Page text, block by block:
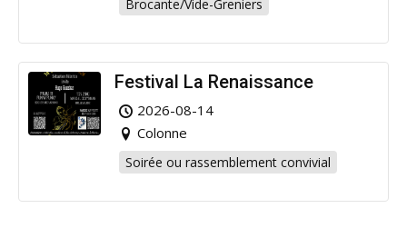
Brocante/Vide-Greniers
Festival La Renaissance
2026-08-14
Colonne
Soirée ou rassemblement convivial